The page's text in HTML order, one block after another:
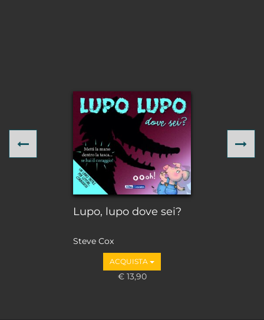
Lupo, lupo dove sei?
Steve Cox
ACQUISTA
€ 13,90
Previous